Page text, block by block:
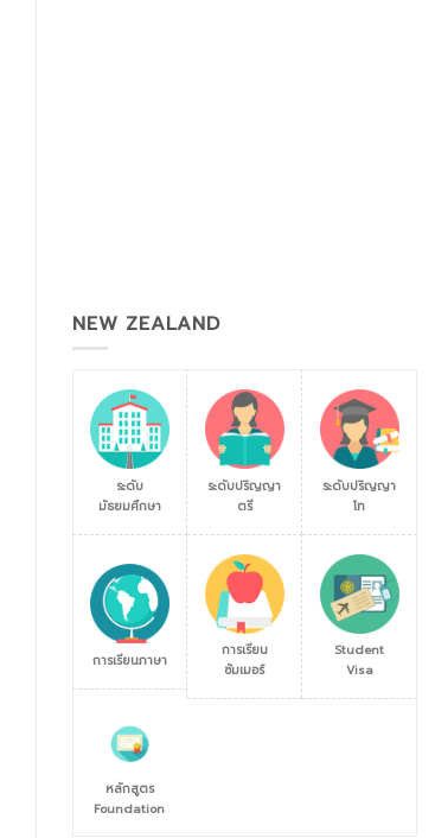
NEW ZEALAND
ระดับ
มัธยมศึกษา
ระดับปริญญา
ตรี
ระดับปริญญา
โท
การเรียนภาษา
การเรียน
ซัมเมอร์
Student
Visa
หลักสูตร
Foundation